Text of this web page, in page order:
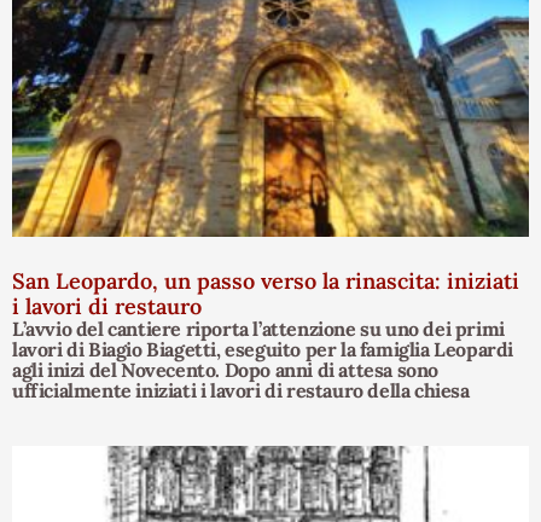
San Leopardo, un passo verso la rinascita: iniziati
i lavori di restauro
L’avvio del cantiere riporta l’attenzione su uno dei primi
lavori di Biagio Biagetti, eseguito per la famiglia Leopardi
agli inizi del Novecento. Dopo anni di attesa sono
ufficialmente iniziati i lavori di restauro della chiesa